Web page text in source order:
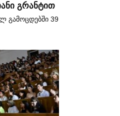
გრანტით
გამოცდებში 39